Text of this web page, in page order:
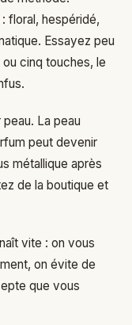
floral, hespéridé,
Essayez peu
cinq touches, le
La peau
peut devenir
métallique après
de la boutique et
vite : on vous
on évite de
que vous